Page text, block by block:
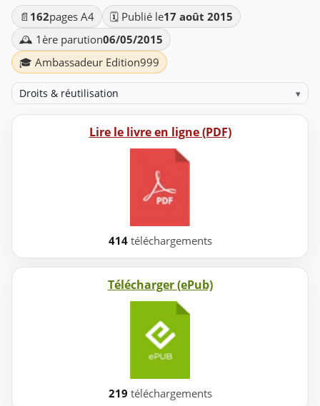
📄 162pages A4 🗓️ Publié le17 août 2015
🕰️ 1ère parution06/05/2015
🎓 Ambassadeur Edition999
Droits & réutilisation ▾
Lire le livre en ligne (PDF)
414téléchargements
Télécharger (ePub)
219 téléchargements